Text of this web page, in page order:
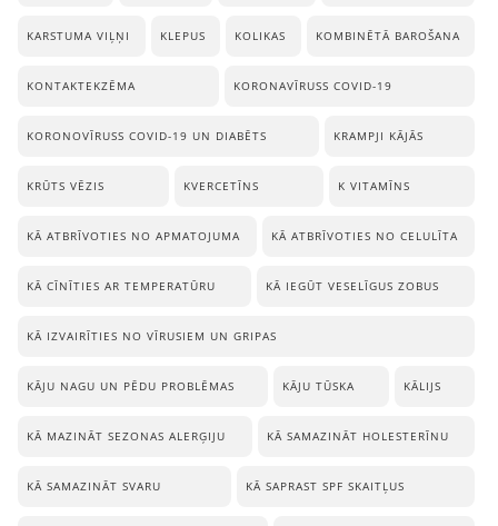
KARSTUMA VIĻŅI KLEPUS KOLIKAS KOMBINĒTĀ BAROŠANA
KONTAKTEKZĒMA KORONAVĪRUSS COVID-19
KORONOVĪRUSS COVID-19 UN DIABĒTS KRAMPJI KĀJĀS
KRŪTS VĒZIS KVERCETĪNS K VITAMĪNS
KĀ ATBRĪVOTIES NO APMATOJUMA KĀ ATBRĪVOTIES NO CELULĪTA
KĀ CĪNĪTIES AR TEMPERATŪRU KĀ IEGŪT VESELĪGUS ZOBUS
KĀ IZVAIRĪTIES NO VĪRUSIEM UN GRIPAS
KĀJU NAGU UN PĒDU PROBLĒMAS KĀJU TŪSKA KĀLIJS
KĀ MAZINĀT SEZONAS ALERĢIJU KĀ SAMAZINĀT HOLESTERĪNU
KĀ SAMAZINĀT SVARU KĀ SAPRAST SPF SKAITĻUS